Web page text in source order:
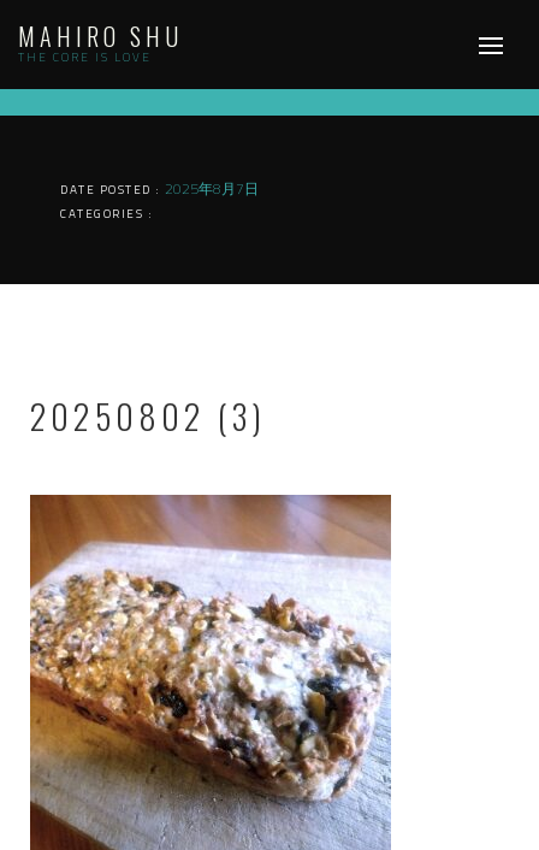
content
MAHIRO SHU
THE CORE IS LOVE
DATE POSTED : 2025年8月7日
CATEGORIES :
20250802 (3)